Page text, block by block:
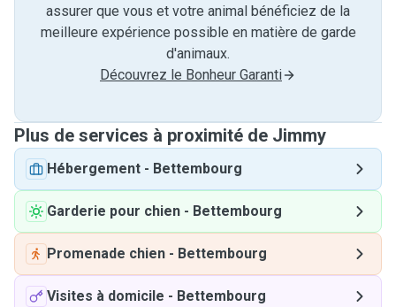
assurer que vous et votre animal bénéficiez de la
meilleure expérience possible en matière de garde
d'animaux.
Découvrez le Bonheur Garanti
Plus de services à proximité de Jimmy
Hébergement - Bettembourg
Garderie pour chien - Bettembourg
Promenade chien - Bettembourg
Visites à domicile - Bettembourg